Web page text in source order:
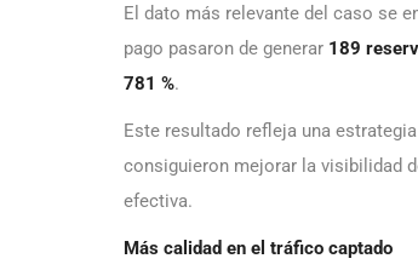
El dato más relevante del caso se
pago pasaron de generar 189
781 %.
Este resultado refleja una
consiguieron mejorar la visibilidad
efectiva.
Más calidad en el tráfico captado